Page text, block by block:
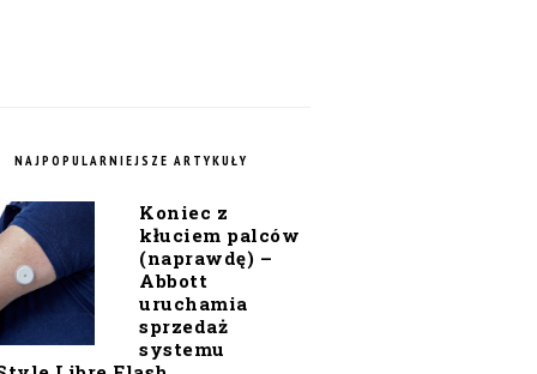
NAJPOPULARNIEJSZE ARTYKUŁY
Koniec z
kłuciem palców
(naprawdę) –
Abbott
uruchamia
sprzedaż
systemu